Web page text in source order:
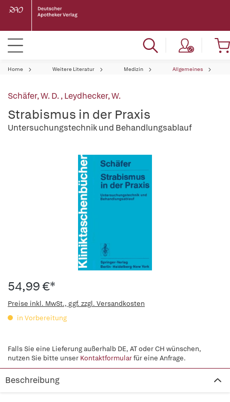
Home Weitere Literatur Medizin Allgemeines
Schäfer, W. D.,Leydhecker, W.
Strabismus in der Praxis
Untersuchungstechnik und Behandlungsablauf
54,99 €*
Preise inkl. MwSt., ggf. zzgl. Versandkosten
in Vorbereitung
Falls Sie eine Lieferung außerhalb DE, AT oder CH wünschen,
nutzen Sie bitte unser Kontaktformularfür eine Anfrage.
Beschreibung